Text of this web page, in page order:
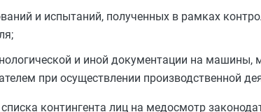
и испытаний, полученных в рамках
и иной документации на
при осуществлении производственной
контингента лиц на медосмотр